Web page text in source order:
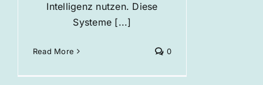
Intelligenz nutzen. Diese
Systeme [...]
Read More 0